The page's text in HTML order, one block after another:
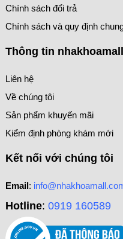
Chính sách đổi trả
Chính sách và quy định
Thông tin
Liên hệ
Về chúng tôi
Sản phẩm khuyến mãi
Kiểm định phòng khám mới
Kết nối với chúng tôi
Email:
Hotline: 0919 160589